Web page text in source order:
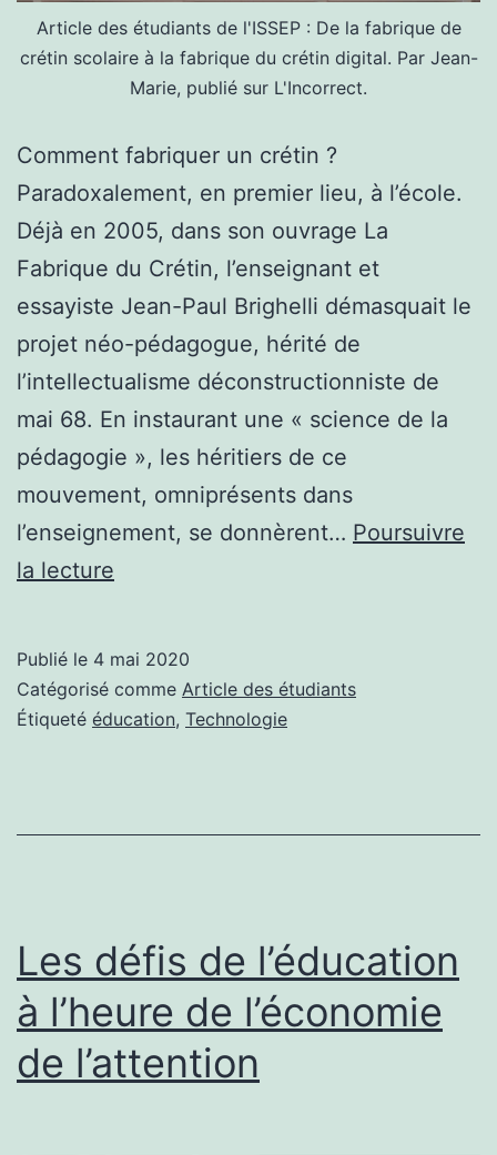
Article des étudiants de l'ISSEP : De la fabrique de
crétin scolaire à la fabrique du crétin digital. Par Jean-
Marie, publié sur L'Incorrect.
Comment fabriquer un crétin ?
Paradoxalement, en premier lieu, à l’école.
Déjà en 2005, dans son ouvrage La
Fabrique du Crétin, l’enseignant et
essayiste Jean-Paul Brighelli démasquait le
projet néo-pédagogue, hérité de
l’intellectualisme déconstructionniste de
mai 68. En instaurant une « science de la
pédagogie », les héritiers de ce
mouvement, omniprésents dans
l’enseignement, se donnèrent… Poursuivre
la lecture
|
De
du
à
la
fabrique
du
Publié le 4 mai 2020
Catégorisé comme Article des étudiants
Étiqueté éducation, Technologie
Les défis de l’éducation
à l’heure de l’économie
de l’attention